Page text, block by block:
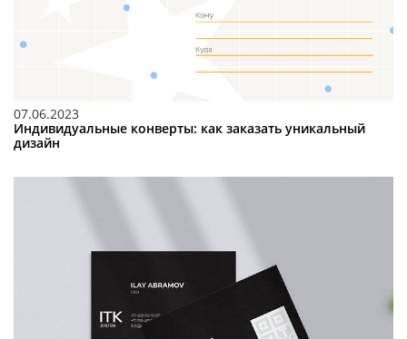
07.06.2023
Индивидуальные конверты: как заказать уникальный
дизайн